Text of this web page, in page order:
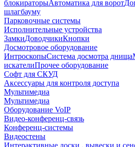
блокираторыАвтоматика для ворот
шлагбауму
Парковочные системы
Исполнительные устройства
ЗамкиДоводчикиКнопки
Досмотровое оборудование
ИнтроскопыСистема досмотра днища
искателиПрочее оборудование
Софт для СКУД
Аксессуары для контроля доступа
Мультимедиа
Мультимедиа
Оборудование VoIP
Видео-конференц-связь
Конференц-системы
Видеостены
Интерактивные доски , вывески и